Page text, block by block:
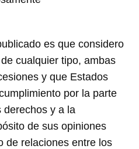
es que considero
cualquier tipo, ambas
y que Estados
por la parte
derechos y a la
de sus opiniones
de relaciones entre los